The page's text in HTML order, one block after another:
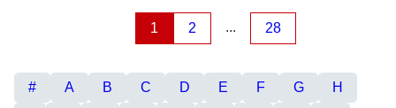
1 2 ... 28
# A B C D E F G
H